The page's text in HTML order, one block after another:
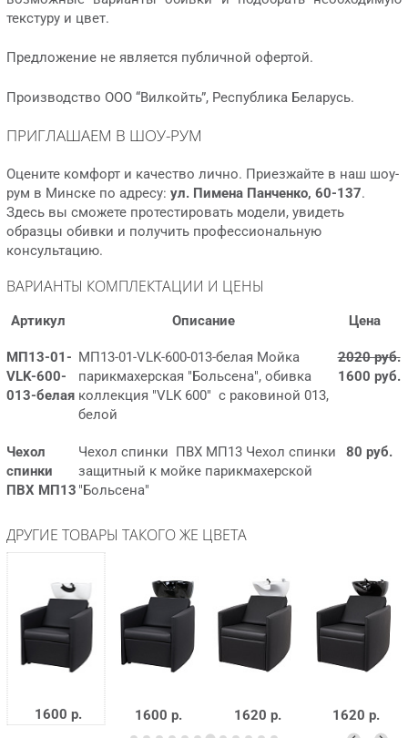
текстуру и цвет.
Предложение не является публичной офертой.
Производство ООО “Вилкойть”, Республика Беларусь.
ПРИГЛАШАЕМ В ШОУ-РУМ
Оцените комфорт и качество лично. Приезжайте в наш шоу-
рум в Минске по адресу: ул. Пимена Панченко, 60-137.
Здесь вы сможете протестировать модели, увидеть
образцы обивки и получить профессиональную
консультацию.
ВАРИАНТЫ КОМПЛЕКТАЦИИ И ЦЕНЫ
Артикул Описание Цена
МП13-01-
VLK-600-
013-белая
МП13-01-VLK-600-013-белая Мойка
парикмахерская "Больсена", обивка
коллекция "VLK 600" с раковиной 013,
белой
2020 руб.
1600 руб.
Чехол
спинки
ПВХ МП13
Чехол спинки ПВХ МП13 Чехол спинки
защитный к мойке парикмахерской
"Больсена"
80 руб.
ДРУГИЕ ТОВАРЫ ТАКОГО ЖЕ ЦВЕТА
1600 р. 1600 р. 1620 р. 1620 р.